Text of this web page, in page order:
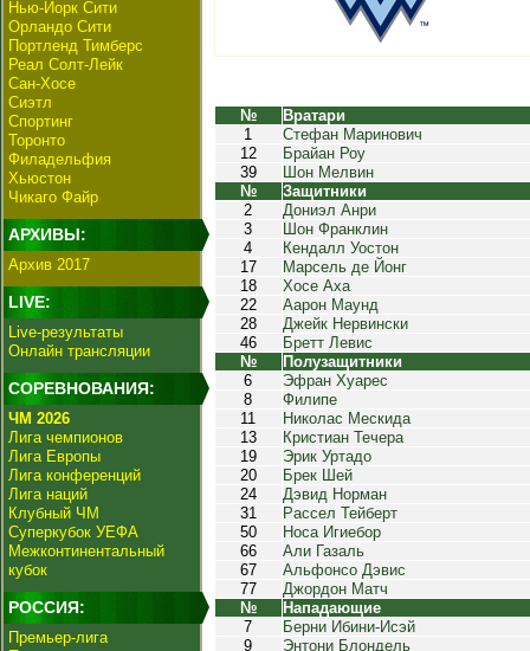
Нью-Йорк Сити
Орландо Сити
Портленд Тимберс
Реал Солт-Лейк
Сан-Хосе
Сиэтл
Спортинг
Торонто
Филадельфия
Хьюстон
Чикаго Файр
АРХИВЫ:
Архив 2017
LIVE:
Live-результаты
Онлайн трансляции
СОРЕВНОВАНИЯ:
ЧМ 2026
Лига чемпионов
Лига Европы
Лига конференций
Лига наций
Клубный ЧМ
Суперкубок УЕФА
Межконтинентальный
кубок
РОССИЯ:
Премьер-лига
№
Вратари
1
Стефан Маринович
12
Брайан Роу
39
Шон Мелвин
№
Защитники
2
Дониэл Анри
3
Шон Франклин
4
Кендалл Уостон
17
Марсель де Йонг
18
Хосе Аха
22
Аарон Маунд
28
Джейк Нервински
46
Бретт Левис
№
Полузащитники
6
Эфран Хуарес
8
Филипе
11
Николас Мескида
13
Кристиан Течера
19
Эрик Уртадо
20
Брек Шей
24
Дэвид Норман
31
Рассел Тейберт
50
Носа Игиебор
66
Али Газаль
67
Альфонсо Дэвис
77
Джордон Матч
№
Нападающие
7
Берни Ибини-Исэй
9
Энтони Блондель